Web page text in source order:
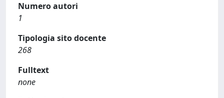
Numero autori
1
Tipologia sito docente
268
Fulltext
none